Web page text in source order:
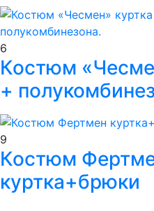
6
Костюм
+
9
Костюм
куртка+брюки